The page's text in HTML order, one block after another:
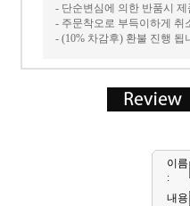
- 단순변심에 의한 반품시
- 주문착오로 부득이하게 취
- (10% 차감후) 환불 진행
이름
:
내용